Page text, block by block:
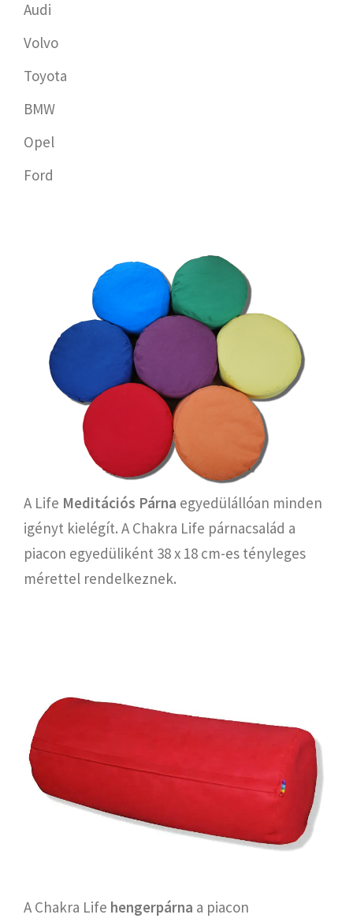
Audi
Volvo
Toyota
BMW
Opel
Ford
A Life Meditációs Párna egyedülállóan minden
igényt kielégít. A Chakra Life párnacsalád a
piacon egyedüliként 38 x 18 cm-es tényleges
mérettel rendelkeznek.
A Chakra Life hengerpárna a piacon